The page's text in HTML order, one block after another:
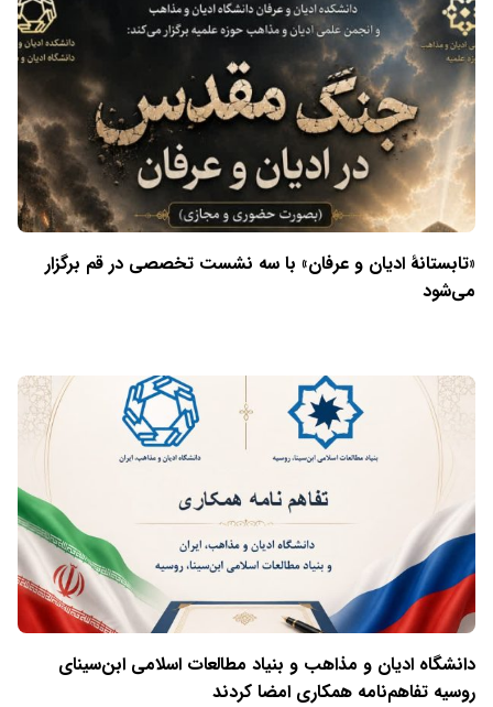
«تابستانهٔ ادیان و عرفان» با سه نشست تخصصی در قم برگزار
می‌شود
دانشگاه ادیان و مذاهب و بنیاد مطالعات اسلامی ابن‌سینای
روسیه تفاهم‌نامه همکاری امضا کردند